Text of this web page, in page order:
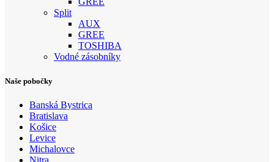
Split
AUX
GREE
TOSHIBA
Vodné zásobníky
Naše pobočky
Banská Bystrica
Bratislava
Košice
Levice
Michalovce
Nitra